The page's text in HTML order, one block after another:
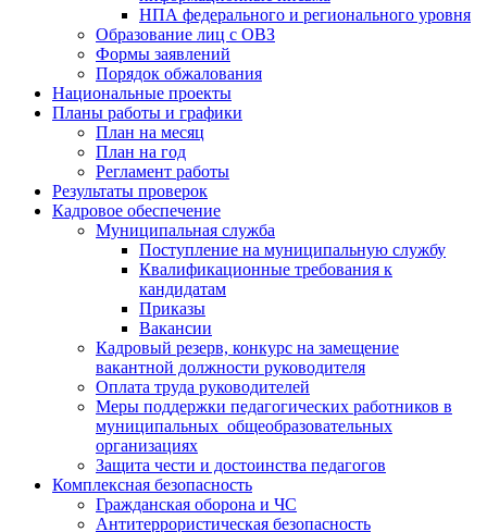
НПА федерального и регионального уровня
Образование лиц с ОВЗ
Формы заявлений
Порядок обжалования
Национальные проекты
Планы работы и графики
План на месяц
План на год
Регламент работы
Результаты проверок
Кадровое обеспечение
Муниципальная служба
Поступление на муниципальную службу
Квалификационные требования к
кандидатам
Приказы
Вакансии
Кадровый резерв, конкурс на замещение
вакантной должности руководителя
Оплата труда руководителей
Меры поддержки педагогических работников в
муниципальных общеобразовательных
организациях
Защита чести и достоинства педагогов
Комплексная безопасность
Гражданская оборона и ЧС
Антитеррористическая безопасность